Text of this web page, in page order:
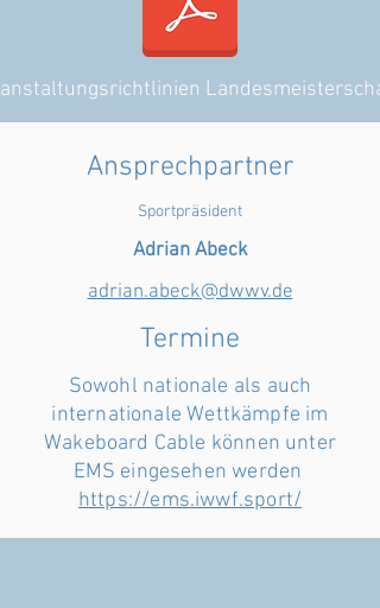
Ansprechpartner
Sportpräsident
Adrian Abeck
adrian.abeck@dwwv.de
Termine
Sowohl nationale als auch
internationale Wettkämpfe im
Wakeboard Cable können unter
EMS eingesehen werden
https://ems.iwwf.sport/